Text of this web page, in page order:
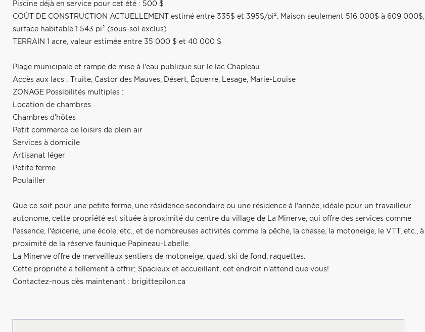
Piscine déjà en service pour cet été : 500 $
COÛT DE CONSTRUCTION ACTUELLEMENT estimé entre 335$ et 395$/pi². Maison seulement 516 000$ à 609 000$,
surface habitable 1 543 pi² (sous-sol exclus)
TERRAIN 1 acre, valeur estimée entre 35 000 $ et 40 000 $
Plage municipale et rampe de mise à l'eau publique sur le lac Chapleau
Accès aux lacs : Truite, Castor des Mauves, Désert, Équerre, Lesage, Marie-Louise
ZONAGE Possibilités multiples :
Location de chambres
Chambres d'hôtes
Petit commerce de loisirs de plein air
Services à domicile
Artisanat léger
Petite ferme
Poulailler
Que ce soit pour une petite ferme, une résidence secondaire ou une résidence à l'année, idéale pour un travailleur
autonome, cette propriété est située à proximité du centre du village de La Minerve, qui offre des services comme
l'essence, l'épicerie, une école, etc., et de nombreuses activités comme la pêche, la chasse, la motoneige, le VTT, etc., à
proximité de la réserve faunique Papineau-Labelle.
La Minerve offre de merveilleux sentiers de motoneige, quad, ski de fond, raquettes.
Cette propriété a tellement à offrir; Spacieux et accueillant, cet endroit n'attend que vous!
Contactez-nous dès maintenant : brigittepilon.ca